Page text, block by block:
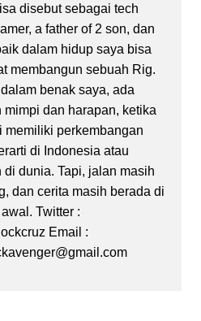
disebut sebagai tech
a father of 2 son, dan
dalam hidup saya bisa
membangun sebuah Rig.
benak saya, ada
mimpi dan harapan, ketika
memiliki perkembangan
di Indonesia atau
di dunia. Tapi, jalan masih
dan cerita masih berada di
Twitter :
Email :